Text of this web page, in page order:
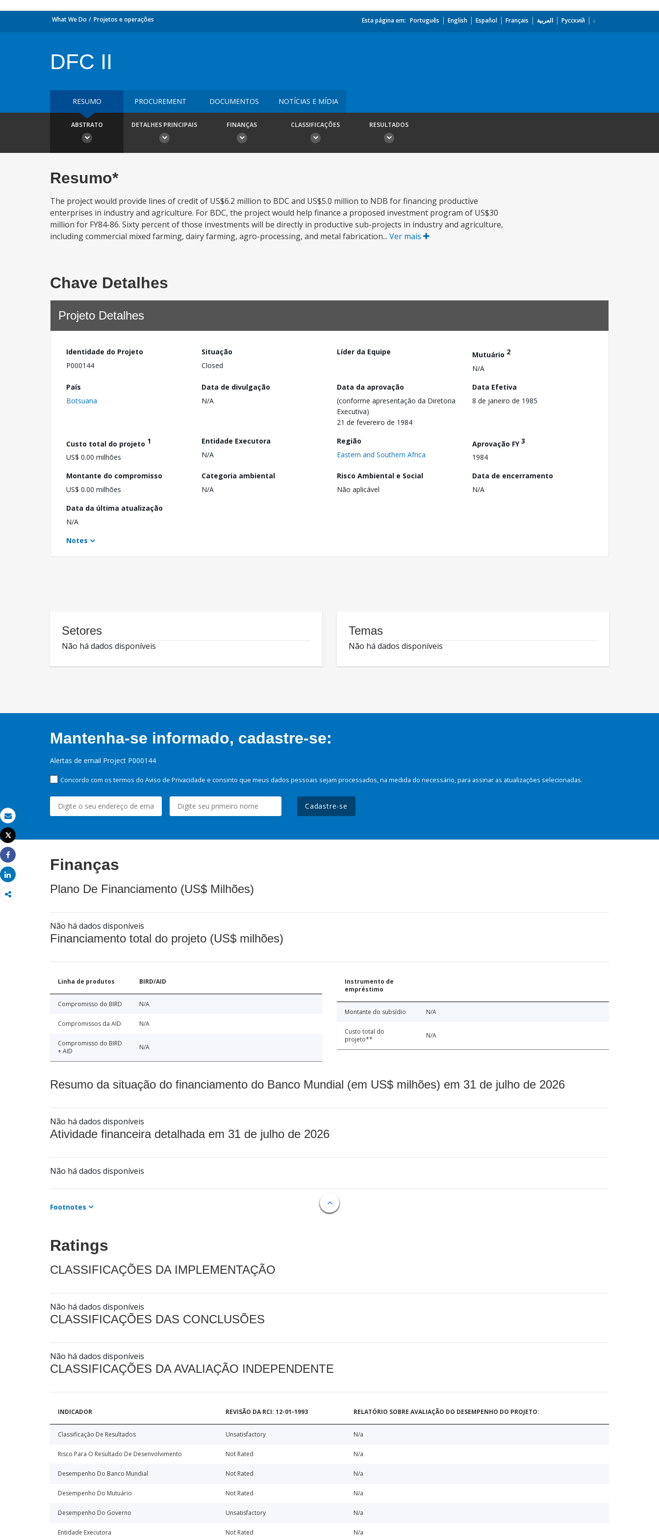
Email
Imprimir
Tweet
Share
Share
What We Do Projetos e operações Esta página em: Português English Español Français العربية Русский
DFC II
RESUMO PROCUREMENT DOCUMENTOS NOTÍCIAS E MÍDIA
ABSTRATO DETALHES PRINCIPAIS FINANÇAS CLASSIFICAÇÕES RESULTADOS
Resumo*
The project would provide lines of credit of US$6.2 million to BDC and US$5.0 million to NDB for financing productive
enterprises in industry and agriculture. For BDC, the project would help finance a proposed investment program of US$30
million for FY84-86. Sixty percent of those investments will be directly in productive sub-projects in industry and agriculture,
including commercial mixed farming, dairy farming, agro-processing, and metal fabrication... Ver mais
Chave Detalhes
Projeto Detalhes
Identidade do Projeto
P000144
Situação
Closed
Líder da Equipe Mutuário 2
N/A
País
Botsuana
Data de divulgação
N/A
Data da aprovação
(conforme apresentação da Diretoria
Executiva)
21 de fevereiro de 1984
Data Efetiva
8 de janeiro de 1985
Custo total do projeto 1
US$ 0.00 milhões
Entidade Executora
N/A
Região
Eastern and Southern Africa
Aprovação FY3
1984
Montante do compromisso
US$ 0.00 milhões
Categoria ambiental
N/A
Risco Ambiental e Social
Não aplicável
Data de encerramento
N/A
Data da última atualização
N/A
Notes
Setores
Não há dados disponíveis
Temas
Não há dados disponíveis
Mantenha-se informado, cadastre-se:
Alertas de email Project P000144
Concordo com os termos do Aviso de Privacidade e consinto que meus dados pessoais sejam processados, na medida do necessário, para assinar as atualizações selecionadas.
Cadastre-se
Finanças
Plano De Financiamento (US$ Milhões)
Não há dados disponíveis
Financiamento total do projeto (US$ milhões)
Linha de produtos BIRD/AID
Compromisso do BIRD N/A
Compromissos da AID N/A
Compromisso do BIRD
+ AID
N/A
Instrumento de
empréstimo
Montante do subsídio N/A
Custo total do
projeto**
N/A
Resumo da situação do financiamento do Banco Mundial (em US$ milhões) em 31 de julho de 2026
Não há dados disponíveis
Atividade financeira detalhada em 31 de julho de 2026
Não há dados disponíveis
Footnotes
Ratings
CLASSIFICAÇÕES DA IMPLEMENTAÇÃO
Não há dados disponíveis
CLASSIFICAÇÕES DAS CONCLUSÕES
Não há dados disponíveis
CLASSIFICAÇÕES DA AVALIAÇÃO INDEPENDENTE
INDICADOR REVISÃO DA RCI: 12-01-1993 RELATÓRIO SOBRE AVALIAÇÃO DO DESEMPENHO DO PROJETO:
Classificação De Resultados Unsatisfactory N/a
Risco Para O Resultado De Desenvolvimento Not Rated N/a
Desempenho Do Banco Mundial Not Rated N/a
Desempenho Do Mutuário Not Rated N/a
Desempenho Do Governo Unsatisfactory N/a
Entidade Executora Not Rated N/a